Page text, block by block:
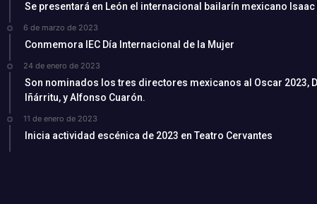
Se presentará en León el internacional bailarín mexicano
6 de marzo de 2023
Conmemora IEC Día Internacional de la Mujer
24 de enero de 2023
Son nominados los tres directores mexicanos al Oscar 2023,
Iñárritu, y Alfonso Cuarón.
11 de enero de 2023
Inicia actividad escénica de 2023 en Teatro Cervantes